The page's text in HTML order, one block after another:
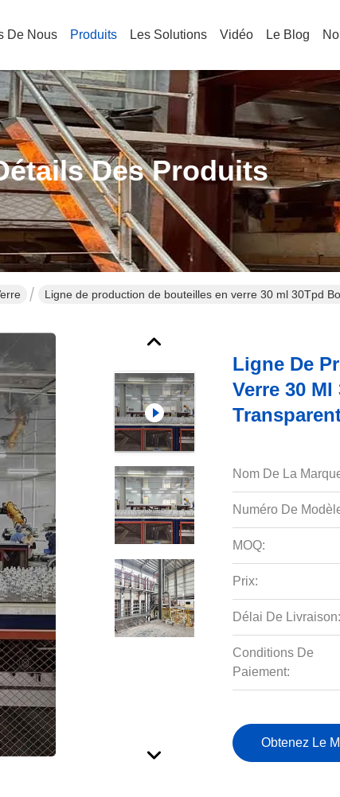
De Nous Produits Les Solutions Vidéo Le Blog
Des Produits
Ligne de production de bouteilles en verre 30 ml 30Tpd
Ligne De
Verre 30
Nom De La
Numéro De
MOQ:
Prix:
Délai De Livraison:
Conditions De
Paiement:
Obtenez Le